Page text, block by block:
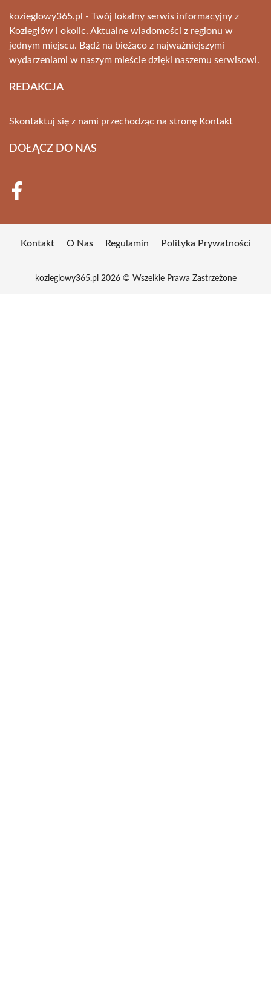
kozieglowy365.pl - Twój lokalny serwis informacyjny z
Koziegłów i okolic. Aktualne wiadomości z regionu w
jednym miejscu. Bądź na bieżąco z najważniejszymi
wydarzeniami w naszym mieście dzięki naszemu serwisowi.
REDAKCJA
Skontaktuj się z nami przechodząc na stronę Kontakt
DOŁĄCZ DO NAS
Kontakt O Nas Regulamin Polityka Prywatności
kozieglowy365.pl 2026 © Wszelkie Prawa Zastrzeżone